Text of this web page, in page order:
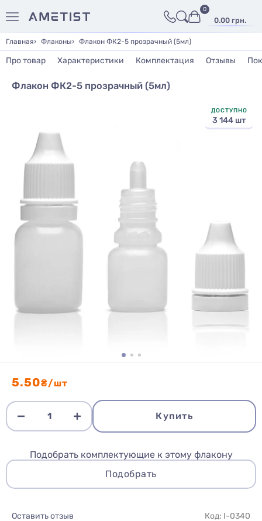
0.00 грн.
0
Главная Флаконы Флакон ФК2-5 прозрачный (5мл)
Про товар Характеристики Комплектация Отзывы
Флакон ФК2-5 прозрачный (5мл)
ДОСТУПНО
3 144 шт
5.50₴/шт
Купить
Подобрать комплектующие к этому флакону
Подобрать
Оставить отзыв
Код: I-0340